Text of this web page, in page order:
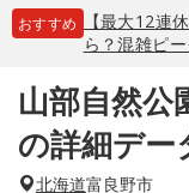
おすすめ
【最大12連
ら？混雑ピ
山部自然公
の詳細デー
北海道富良野市